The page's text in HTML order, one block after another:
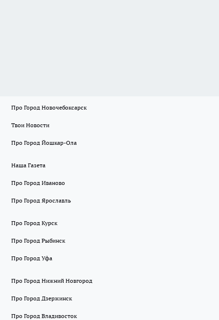
Про Город Новочебоксарск
Твои Новости
Про Город Йошкар-Ола
Наша Газета
Про Город Иваново
Про Город Ярославль
Про Город Курск
Про Город Рыбинск
Про Город Уфа
Про Город Нижний Новгород
Про Город Дзержинск
Про Город Владивосток